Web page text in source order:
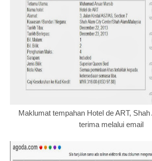
Maklumat tempahan Hotel de ART,
terima melalui email